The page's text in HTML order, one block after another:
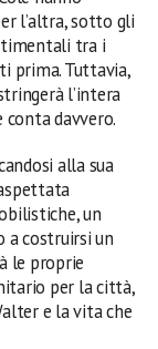
l’altra, sotto gli
tra i
prima. Tuttavia,
l’intera
davvero.
alla sua
un
costruirsi un
le proprie
per la città,
e la vita che